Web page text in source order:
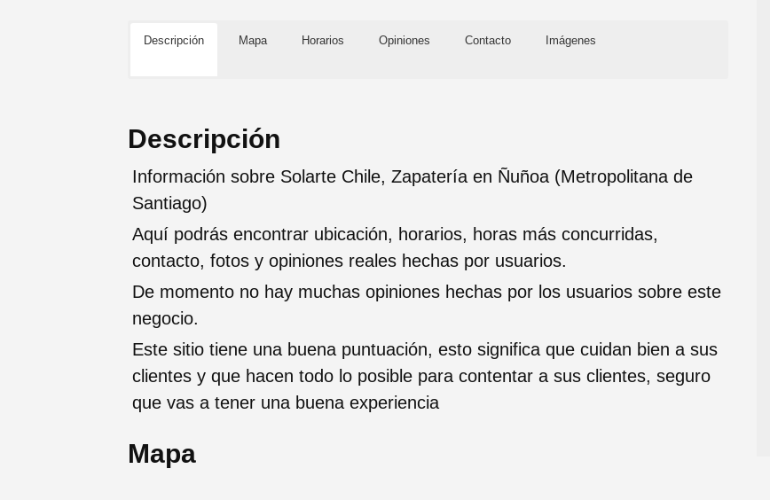
Descripción Mapa Horarios Opiniones Contacto Imágenes
Descripción
Información sobre Solarte Chile, Zapatería en Ñuñoa (Metropolitana de
Santiago)
Aquí podrás encontrar ubicación, horarios, horas más concurridas,
contacto, fotos y opiniones reales hechas por usuarios.
De momento no hay muchas opiniones hechas por los usuarios sobre este
negocio.
Este sitio tiene una buena puntuación, esto significa que cuidan bien a sus
clientes y que hacen todo lo posible para contentar a sus clientes, seguro
que vas a tener una buena experiencia
Mapa